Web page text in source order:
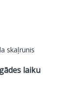
skaļrunis
laiku